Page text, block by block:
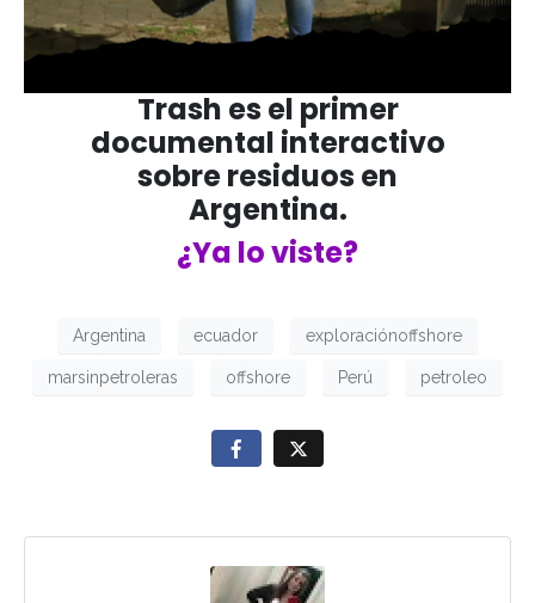
Trash es el primer
documental interactivo
sobre residuos en
Argentina.
¿Ya lo viste?
Argentina ecuador exploraciónoffshore
marsinpetroleras offshore Perú petroleo